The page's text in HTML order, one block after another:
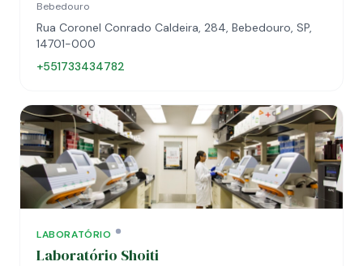
Bebedouro
Rua Coronel Conrado Caldeira, 284, Bebedouro, SP,
14701-000
+551733434782
LABORATÓRIO
Laboratório Shoiti